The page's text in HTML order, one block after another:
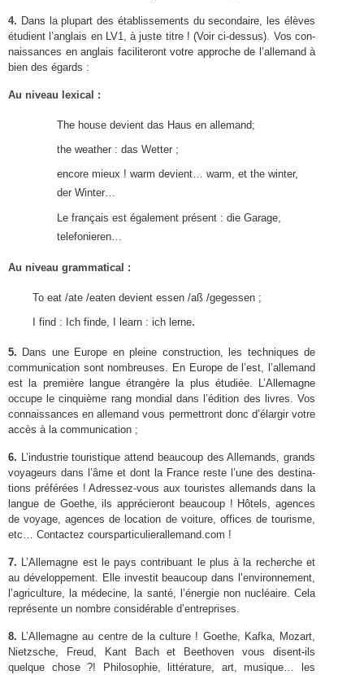
4. Dans la plu­part des étab­lisse­ments du sec­ondaire, les élèves
étu­di­ent l’anglais en LV1
, à juste titre ! (Voir ci-​dessus). Vos con­
nais­sances en anglais faciliteront votre approche de l’allemand à
bien des égards :
Au niveau lexical :
The house devient das Haus en allemand;
the weather : das Wetter ;
encore mieux ! warm devient… warm, et the win­ter,
der Winter…
Le français est égale­ment présent : die Garage,
telefonieren…
Au niveau grammatical :
To eat /​ate /​eaten devient essen /​aß /​gegessen ;
I find : Ich finde, I learn : ich lerne.
5. Dans une Europe en pleine con­struc­tion, les tech­niques de
com­mu­ni­ca­tion sont nom­breuses. En Europe de l’est, l’allemand
est la pre­mière langue étrangère la plus étudiée. L’Allemagne
occupe le cinquième rang mon­dial dans l’édition des livres. Vos
con­nais­sances en alle­mand vous per­me­t­tront donc d’élargir votre
accès à la communication ;
6. L’industrie touris­tique attend beau­coup des Alle­mands, grands
voyageurs dans l’âme et dont la France reste l’une des des­ti­na­
tions préférées ! Adressez-​vous aux touristes alle­mands dans la
langue de Goethe, ils apprécieront beau­coup ! Hôtels, agences
de voy­age, agences de loca­tion de voiture, offices de tourisme,
etc… Con­tactez courspar​ti​c​ulier​alle​mand​.com !
7. L’Allemagne est le pays con­tribuant le plus à la recherche et
au développe­ment. Elle investit beau­coup dans l’environnement,
l’agriculture, la médecine, la santé, l’énergie non nucléaire. Cela
représente un nom­bre con­sid­érable d’entreprises.
8. L’Allemagne au cen­tre de la cul­ture ! Goethe, Kafka, Mozart,
Niet­zsche, Freud, Kant Bach et Beethoven vous disent-​ils
quelque chose ?! Philoso­phie, lit­téra­ture, art, musique… les